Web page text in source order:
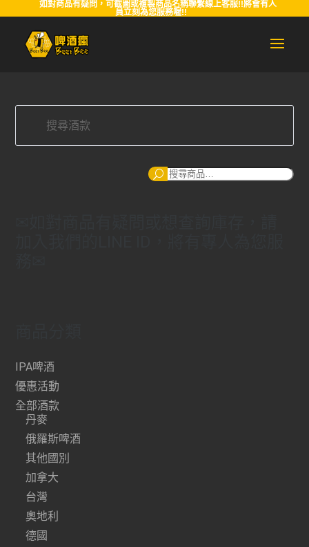
如對商品有疑問，可截圖或複製商品名稱聯繫線上客服!!將會有人
員立刻為您服務喔!!
搜
IPA啤酒
優惠活動
全部酒款
丹麥
俄羅斯啤酒
其他國別
加拿大
台灣
奧地利
德國